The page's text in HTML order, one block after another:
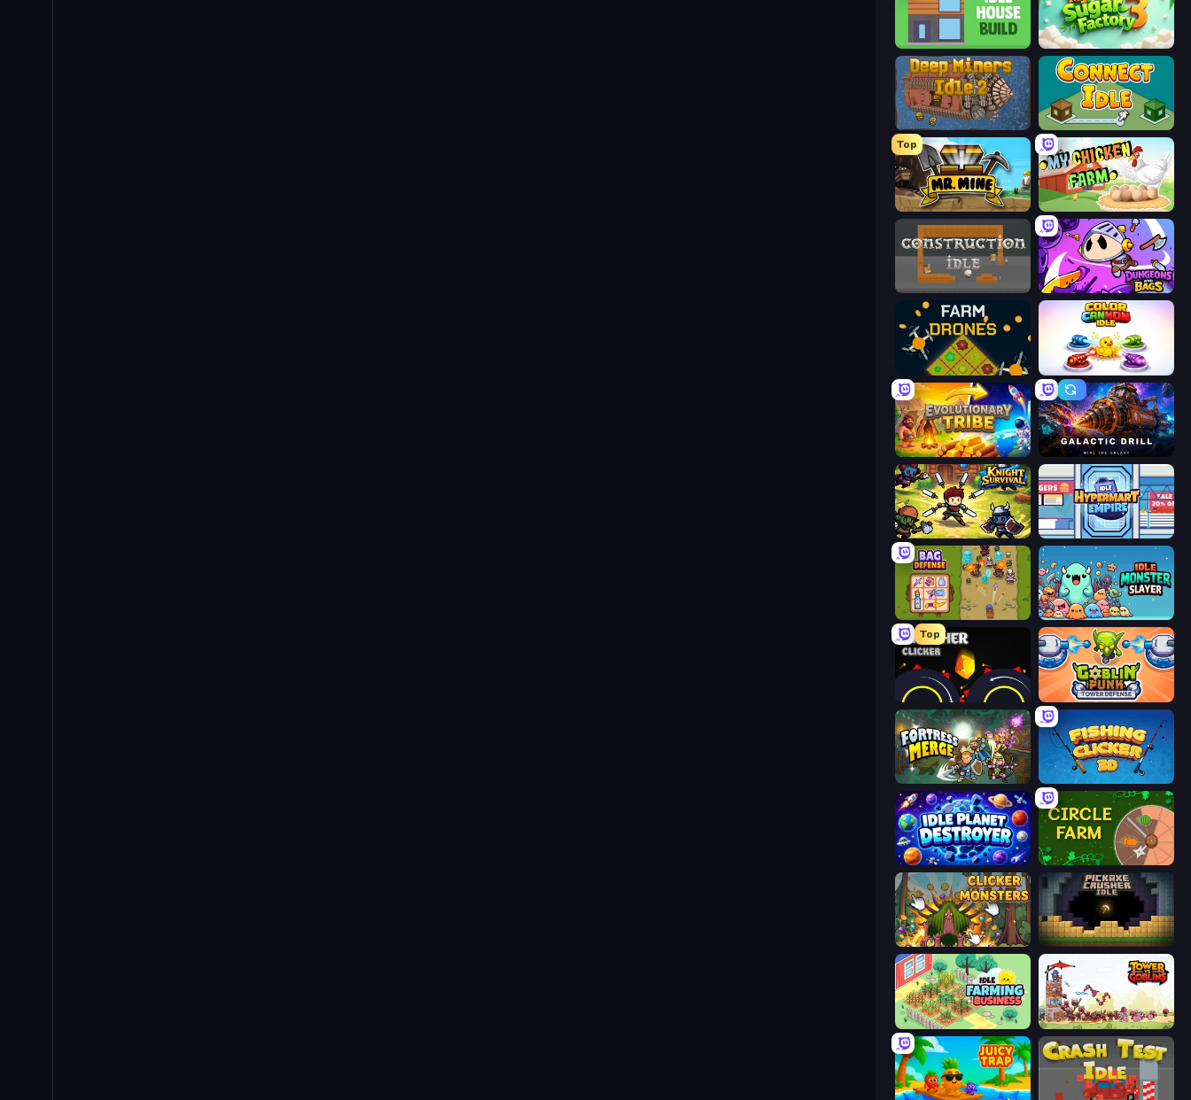
Idle House Build My Sugar Factory 3
Deep Miners Idle 2 Connect idle
Top
Mr. Mine My Chicken Farm
Construction Idle Dungeons and Bags
Farm Drones Color Cannon Idle
Evolutionary Tribe Galactic Drill
Knight Survival Idle Hypermart Empire
Bag Defense Idle Monster Slayer
Top
Crusher Clicker Goblin Punk Tower Defense
Fortress Merge Fishing Clicker 3D
Idle Planet Destroyer Circle Farm
Clicker Monsters Pickaxe Crusher Idle
Idle Farming Business Tower vs Goblins